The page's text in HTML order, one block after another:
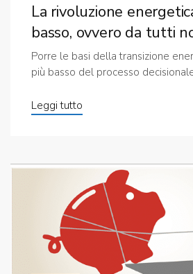
La rivoluzione
basso, ovvero da tutti
Porre le basi della transizione
più basso del processo
Leggi tutto